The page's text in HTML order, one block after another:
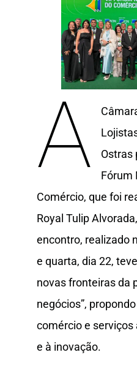
A
Ostras
Fórum
Comércio, que foi
Royal Tulip
encontro, realizado
e quarta, dia 22,
novas fronteiras da
negócios”,
comércio e
e à inovação.